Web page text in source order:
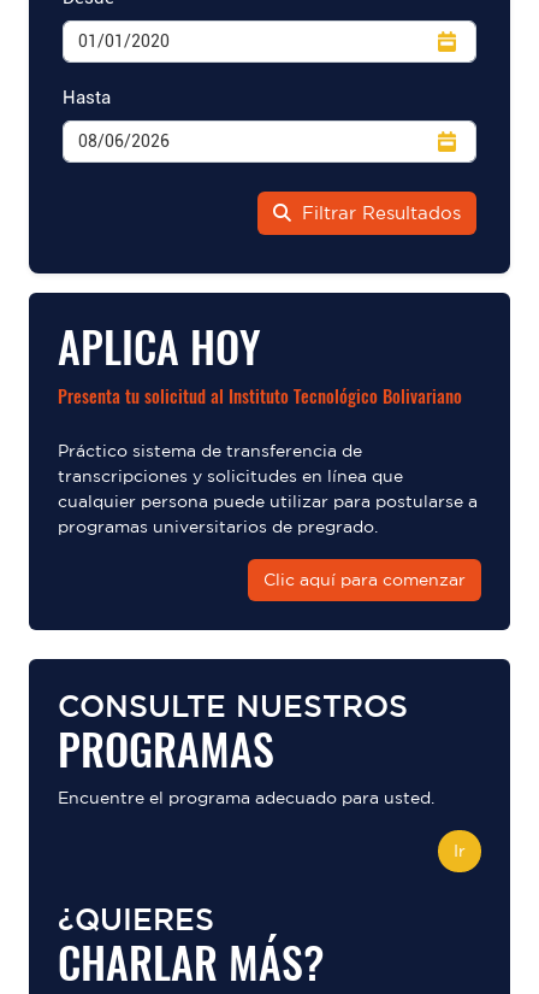
Hasta
Filtrar Resultados
APLICA HOY
Presenta tu solicitud al Instituto Tecnológico Bolivariano
Práctico sistema de transferencia de
transcripciones y solicitudes en línea que
cualquier persona puede utilizar para postularse a
programas universitarios de pregrado.
Clic aquí para comenzar
CONSULTE NUESTROS
PROGRAMAS
Encuentre el programa adecuado para usted.
Ir
¿QUIERES
CHARLAR MÁS?